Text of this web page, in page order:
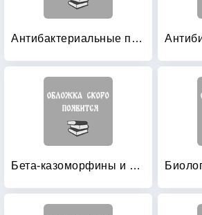
Антибактериальные препараты в клинической практике
Бета-казоморфины и их роль в регуляции поведения